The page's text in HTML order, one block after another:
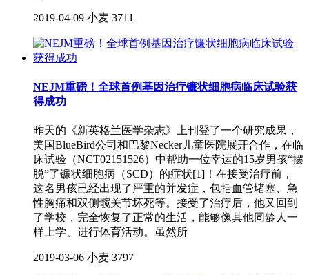
2019-04-09 小麦 3711
NEJM重磅！全球首例基因治疗镰状细胞病临床试验获
得成功
昨天的《新英格兰医学杂志》上刊登了一个研究成果，
美国BlueBird公司和巴黎Necker儿童医院展开合作，在临
床试验（NCT02151526）中帮助一位幸运的15岁男孩“摆
脱”了镰状细胞病（SCD）的症状[1]！在接受治疗前，
这名男孩已经出现了严重的并发症，包括血管堵塞、急
性胸痛和双侧髋关节坏死等。接受了治疗后，他又回到
了学校，完全恢复了正常的生活，能够像其他同龄人一
样上学、进行体育活动。虽然所
2019-03-06 小麦 3797